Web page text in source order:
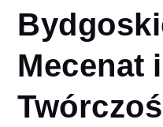
grudzień
Bydgoskie
Chóry.
Mecenat i
Promocja
Mecenat